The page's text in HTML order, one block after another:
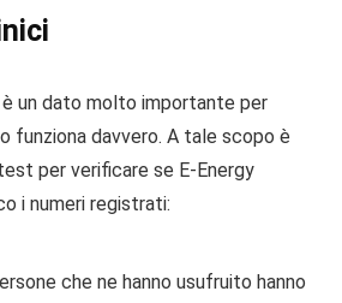
un dato molto importante per
funziona davvero. A tale scopo è
per verificare se E-Energy
i numeri registrati:
che ne hanno usufruito hanno